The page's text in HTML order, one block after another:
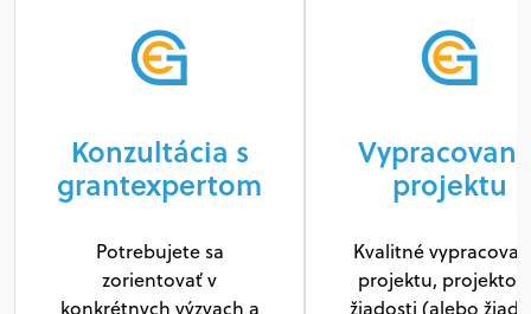
Konzultácia s
grantexpertom
Potrebujete sa
zorientovať v
konkrétnych výzvach a
projektu
Kvalitné
projektu,
žiadosti (alebo